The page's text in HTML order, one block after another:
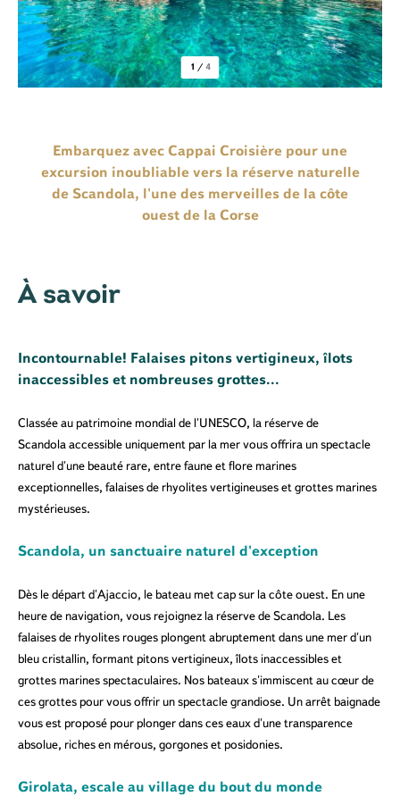
1 / 4
Embarquez avec Cappai Croisière pour une
excursion inoubliable vers la réserve naturelle
de Scandola, l'une des merveilles de la côte
ouest de la Corse
À savoir
Incontournable! Falaises pitons vertigineux, îlots
inaccessibles et nombreuses grottes...
Classée au patrimoine mondial de l'UNESCO, la réserve de
Scandola accessible uniquement par la mer vous offrira un spectacle
naturel d'une beauté rare, entre faune et flore marines
exceptionnelles, falaises de rhyolites vertigineuses et grottes marines
mystérieuses.
Scandola, un sanctuaire naturel d'exception
Dès le départ d'Ajaccio, le bateau met cap sur la côte ouest. En une
heure de navigation, vous rejoignez la réserve de Scandola. Les
falaises de rhyolites rouges plongent abruptement dans une mer d'un
bleu cristallin, formant pitons vertigineux, îlots inaccessibles et
grottes marines spectaculaires. Nos bateaux s'immiscent au cœur de
ces grottes pour vous offrir un spectacle grandiose. Un arrêt baignade
vous est proposé pour plonger dans ces eaux d'une transparence
absolue, riches en mérous, gorgones et posidonies.
Girolata, escale au village du bout du monde